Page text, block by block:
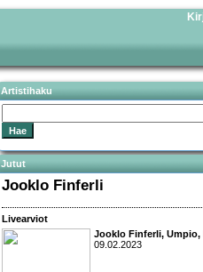
Artistihaku
Jutut
Jooklo Finferli
Livearviot
Jooklo Finferli, Umpio,
09.02.2023